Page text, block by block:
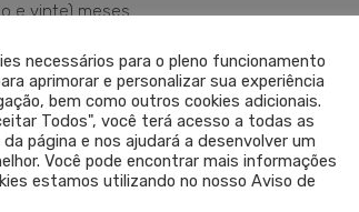
e vinte) meses.
em situações clínicas específicas ou
assegurando contraditório e ampla
necessários para o pleno funcionamento
aprimorar e personalizar sua experiência
bem como outros cookies adicionais.
Todos", você terá acesso a todas as
página e nos ajudará a desenvolver um
Você pode encontrar mais informações
estamos utilizando no nosso Aviso de